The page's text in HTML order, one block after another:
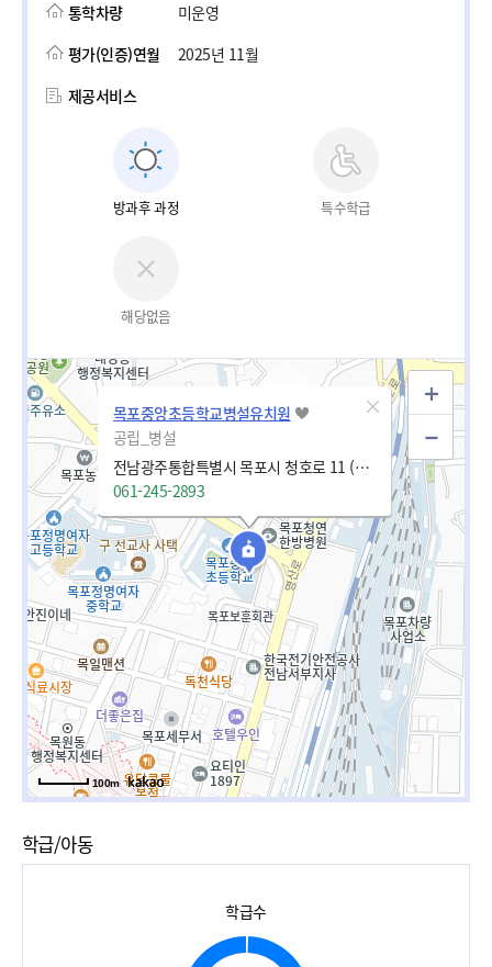
통학차량
미운영
평가(인증)연월
2025년 11월
제공서비스
방과후 과정 특수학급
해당없음
목포중앙초등학교병설유치원
공립_병설
전남광주통합특별시 목포시 청호로 11 (호남동)
061-245-2893
100m
학급/아동
학급수